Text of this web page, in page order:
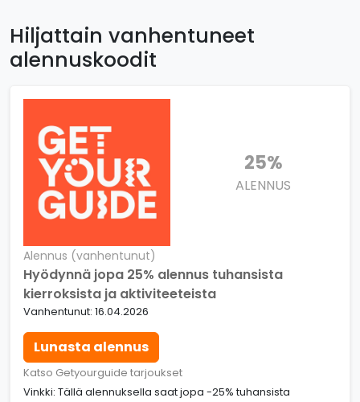
Hiljattain vanhentuneet
alennuskoodit
25%
ALENNUS
Alennus (vanhentunut)
Hyödynnä jopa 25% alennus tuhansista
kierroksista ja aktiviteeteista
Vanhentunut: 16.04.2026
Lunasta alennus
Katso Getyourguide tarjoukset
Vinkki: Tällä alennuksella saat jopa -25% tuhansista